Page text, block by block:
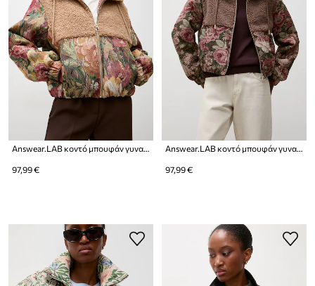
Answear.LAB κοντό μπουφάν γυναικείο
97,99 €
Answear.LAB κοντό μπουφάν γυναικείο
97,99 €